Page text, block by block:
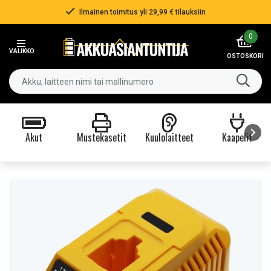
Ilmainen toimitus yli 29,99 € tilauksiin
VALIKKO
0
OSTOSKORI
Akut Mustekasetit Kuulolaitteet Kaapelit